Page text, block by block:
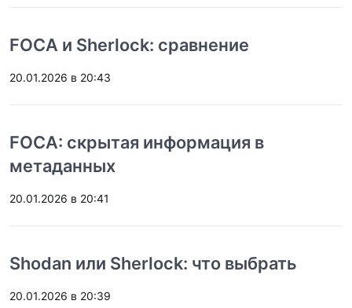
FOCA и Sherlock: сравнение
20.01.2026 в 20:43
FOCA: скрытая информация в
метаданных
20.01.2026 в 20:41
Shodan или Sherlock: что выбрать
20.01.2026 в 20:39